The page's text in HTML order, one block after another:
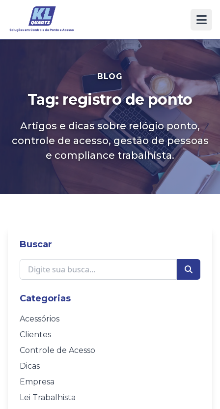
BLOG
Tag: registro de ponto
Artigos e dicas sobre relógio ponto,
controle de acesso, gestão de pessoas
e compliance trabalhista.
Buscar
Categorias
Acessórios
Clientes
Controle de Acesso
Dicas
Empresa
Lei Trabalhista